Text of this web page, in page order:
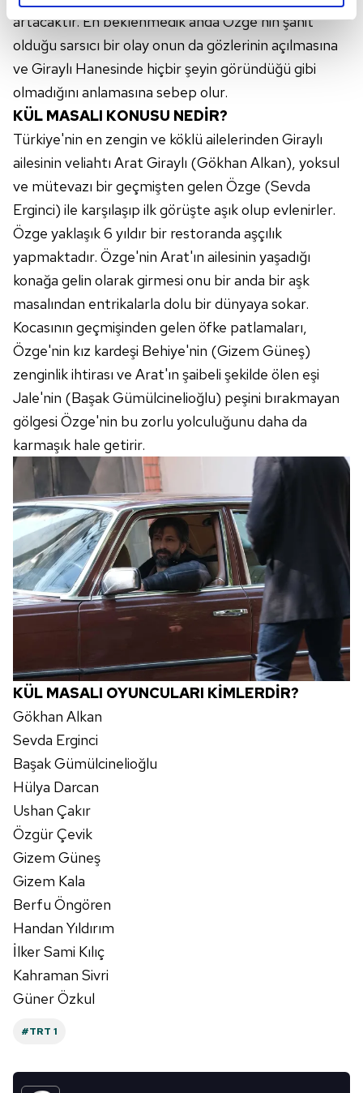
kalemimiz olduğunu sizlere hatırlatmak isteriz.
Her halükârda, kullanıcılar, bu çerezlere izin vermedikleri
takdirde, kullanıcılara hedefli reklamlar
gösterilmeyecektir."
Sizlere daha iyi bir hizmet sunabilmek için İnternet
Sitemizde kendimize ve üçüncü kişilere ait çerezler
kullanılmaktadır. Bu çerezler vasıtasıyla çeşitli kişisel
verileriniz işlenmekte olup gerekli olan çerezler bilgi
toplumu hizmetlerinin sunulması amacıyla
kullanılmaktadır. Diğer çerezler, sitemizin daha işlevsel
kılınması ve kişiselleştirilmesi ve sizlere yönelik
reklam/pazarlama faaliyetlerinin yapılması, amaçlarıyla
sınırlı olarak açık rızanız dahilinde kullanılacaktır.
Çerezlere ilişkin tercihlerinizi aşağıda yer alan panel
vasıtasıyla belirleyebilirsiniz. Çerezlere ilişkin detaylı bilgi
için Ayarlar butonuna tıklayabilir,Çerez Bilgilendirme
Metnimiziziyaret edebilirsiniz.
6698 sayılı Kişisel Verilerin Korunması Kanunu uyarınca
hazırlanmış Aydınlatma Metnimizi okumak ve sitemizde
ilgili mevzuata uygun olarak kullanılan çerezlerle ilgili bilgi
almak için lütfentıklayınız.
artacaktır. En beklenmedik anda Özge'nin şahit
olduğu sarsıcı bir olay onun da gözlerinin açılmasına
ve Giraylı Hanesinde hiçbir şeyin göründüğü gibi
olmadığını anlamasına sebep olur.
KÜL MASALI KONUSU NEDİR?
Türkiye'nin en zengin ve köklü ailelerinden Giraylı
ailesinin veliahtı Arat Giraylı (Gökhan Alkan), yoksul
ve mütevazı bir geçmişten gelen Özge (Sevda
Erginci) ile karşılaşıp ilk görüşte aşık olup evlenirler.
Özge yaklaşık 6 yıldır bir restoranda aşçılık
yapmaktadır. Özge'nin Arat'ın ailesinin yaşadığı
konağa gelin olarak girmesi onu bir anda bir aşk
masalından entrikalarla dolu bir dünyaya sokar.
Kocasının geçmişinden gelen öfke patlamaları,
Özge'nin kız kardeşi Behiye'nin (Gizem Güneş)
zenginlik ihtirası ve Arat'ın şaibeli şekilde ölen eşi
Jale'nin (Başak Gümülcinelioğlu) peşini bırakmayan
gölgesi Özge'nin bu zorlu yolculuğunu daha da
karmaşık hale getirir.
KÜL MASALI OYUNCULARI KİMLERDİR?
Gökhan Alkan
Sevda Erginci
Başak Gümülcinelioğlu
Hülya Darcan
Ushan Çakır
Özgür Çevik
Gizem Güneş
Gizem Kala
Berfu Öngören
Handan Yıldırım
İlker Sami Kılıç
Kahraman Sivri
Güner Özkul
#TRT 1